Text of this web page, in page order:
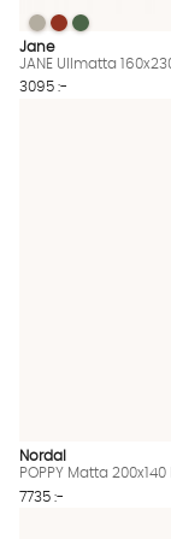
JANE Ullmatta
JANE Ullmatta 160x230 Grå
JANE Ullmatta
JANE Ullmatta
Jane
JANE Ullmatta
3095 :-
Nordal
POPPY Matta 200x140
7735 :-